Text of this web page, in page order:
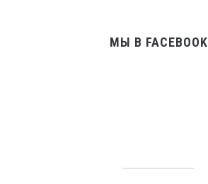
МЫ В FACEBOOK